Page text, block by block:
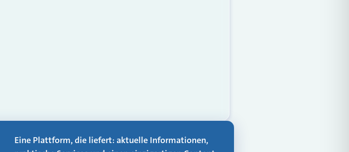
Eine Plattform, die liefert: aktuelle Informationen,